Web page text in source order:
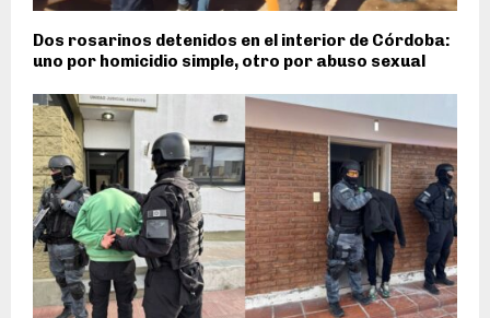
Dos rosarinos detenidos en el interior de Córdoba:
uno por homicidio simple, otro por abuso sexual